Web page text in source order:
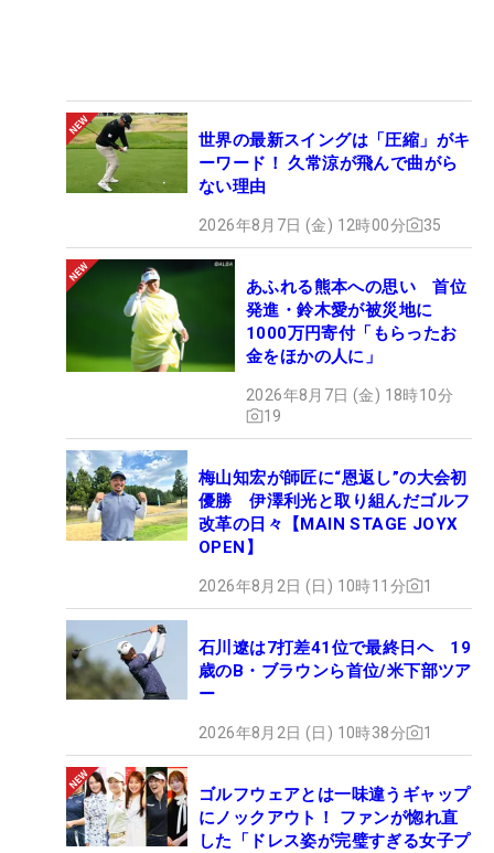
世界の最新スイングは「圧縮」がキ
ーワード！ 久常涼が飛んで曲がら
ない理由
2026年8月7日 (金) 12時00分 35
あふれる熊本への思い 首位
発進・鈴木愛が被災地に
1000万円寄付「もらったお
金をほかの人に」
2026年8月7日 (金) 18時10分
19
梅山知宏が師匠に“恩返し”の大会初
優勝 伊澤利光と取り組んだゴルフ
改革の日々【MAIN STAGE JOYX
OPEN】
2026年8月2日 (日) 10時11分 1
石川遼は7打差41位で最終日ヘ 19
歳のB・ブラウンら首位/米下部ツア
ー
2026年8月2日 (日) 10時38分 1
ゴルフウェアとは一味違うギャップ
にノックアウト！ ファンが惚れ直
した「ドレス姿が完璧すぎる女子プ